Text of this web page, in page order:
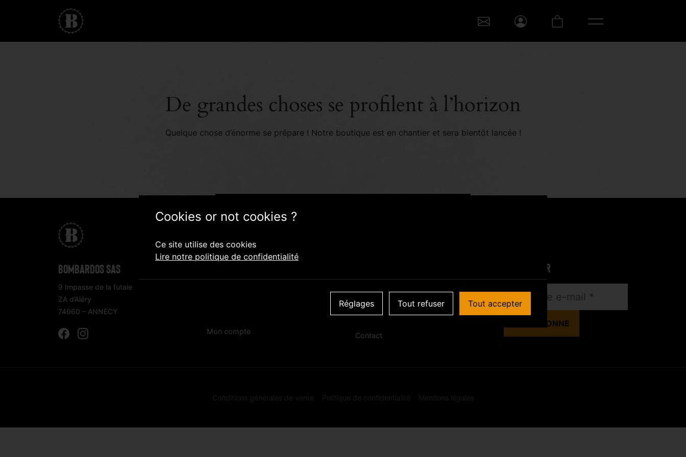
De grandes choses se profilent à l’horizon
Quelque chose d’énorme se prépare ! Notre boutique est en chantier et sera bientôt lancée !
Bombardos SAS
9 Impasse de la futaie
ZA d’Aléry
74960 – ANNECY
Mon compte
Actu & événements
À propos
Contact
NEWSLETTER
Conditions générales de vente Politique de confidentialité Mentions légales
Tu dois être âgé·e de 18 ans ou plus pour accéder à ce
OUI
Cookies or not cookies ?
Ce site utilise des cookies
Lire notre politique de confidentialité
Réglages Tout refuser Tout accepter